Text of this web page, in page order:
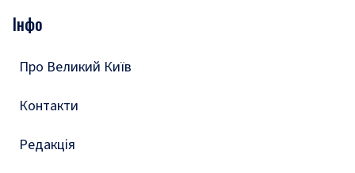
Подкасти
Тести
Інфо
Про Великий Київ
Контакти
Редакція